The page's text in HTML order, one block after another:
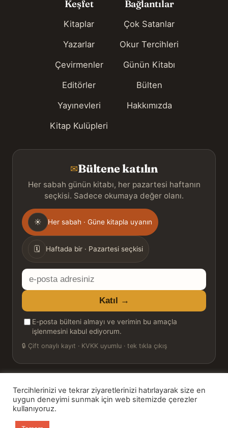
Keşfet
Kitaplar
Yazarlar
Çevirmenler
Editörler
Yayınevleri
Kitap Kulüpleri
Bağlantılar
Çok Satanlar
Okur Tercihleri
Günün Kitabı
Bülten
Hakkımızda
✉Bültene katılın
Her sabah günün kitabı, her pazartesi haftanın
seçkisi. Sadece okumaya değer olanı.
Gönderim
sıklığı
☀ Her sabah · Güne kitapla uyanın
🗓 Haftada bir · Pazartesi seçkisi
E-
posta
adresiniz
Katıl →
E-posta bülteni almayı ve verimin bu amaçla
işlenmesini kabul ediyorum.
🔒 Çift onaylı kayıt · KVKK uyumlu · tek tıkla çıkış
© 2026 Bookinton — Türkiye’nin Kitap Platformu
HT Book Review — webmaster: Hakan Turgay
Tercihlerinizi ve tekrar ziyaretlerinizi hatırlayarak size en
uygun deneyimi sunmak için web sitemizde çerezler
kullanıyoruz.